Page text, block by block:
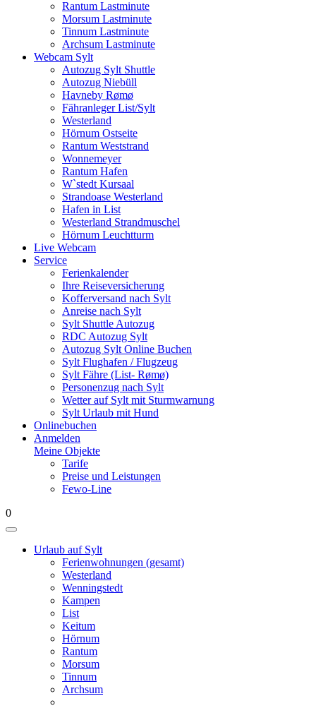
Rantum Lastminute
Morsum Lastminute
Tinnum Lastminute
Archsum Lastminute
Webcam Sylt
Autozug Sylt Shuttle
Autozug Niebüll
Havneby Rømø
Fähranleger List/Sylt
Westerland
Hörnum Ostseite
Rantum Weststrand
Wonnemeyer
Rantum Hafen
W`stedt Kursaal
Strandoase Westerland
Hafen in List
Westerland Strandmuschel
Hörnum Leuchtturm
Live Webcam
Service
Ferienkalender
Ihre Reiseversicherung
Kofferversand nach Sylt
Anreise nach Sylt
Sylt Shuttle Autozug
RDC Autozug Sylt
Autozug Sylt Online Buchen
Sylt Flughafen / Flugzeug
Sylt Fähre (List- Rømø)
Personenzug nach Sylt
Wetter auf Sylt mit Sturmwarnung
Sylt Urlaub mit Hund
Onlinebuchen
Anmelden
Meine Objekte
Tarife
Preise und Leistungen
Fewo-Line
0
Urlaub auf Sylt
Ferienwohnungen (gesamt)
Westerland
Wenningstedt
Kampen
List
Keitum
Hörnum
Rantum
Morsum
Tinnum
Archsum